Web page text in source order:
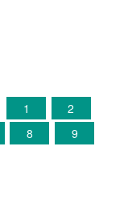
1
2
8 9